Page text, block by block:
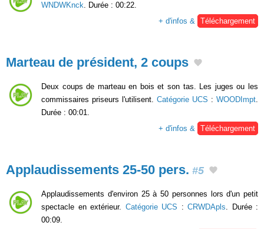
WNDWKnck. Durée : 00:22.
+ d'infos & Téléchargement
Marteau de président, 2 coups
Deux coups de marteau en bois et son tas. Les juges ou les
commissaires priseurs l'utilisent. Catégorie UCS : WOODImpt
Durée : 00:01.
+ d'infos &
Téléchargement
Applaudissements 25-50 pers. #5
Applaudissements d'environ 25 à 50 personnes lors d'un petit
spectacle en extérieur. Catégorie UCS : CRWDApls . Durée :
00:09.